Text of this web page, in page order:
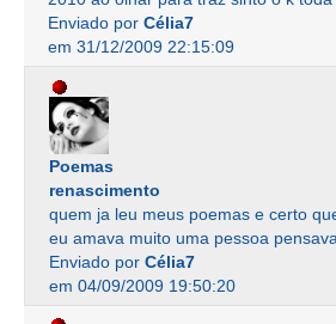
Enviado por Célia7
em 31/12/2009 22:15:09
Poemas
renascimento
quem ja leu meus poemas e certo
eu amava muito uma pessoa pensava
Enviado por Célia7
em 04/09/2009 19:50:20